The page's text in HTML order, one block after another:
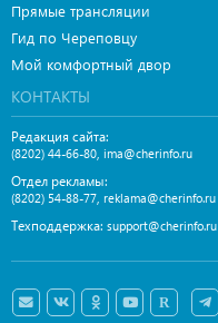
Прямые трансляции
Гид по Череповцу
Мой комфортный двор
КОНТАКТЫ
Редакция сайта:
(8202) 44-66-80, ima@cherinfo.ru
Отдел рекламы:
(8202) 54-88-77, reklama@cherinfo.ru
Техподдержка: support@cherinfo.ru